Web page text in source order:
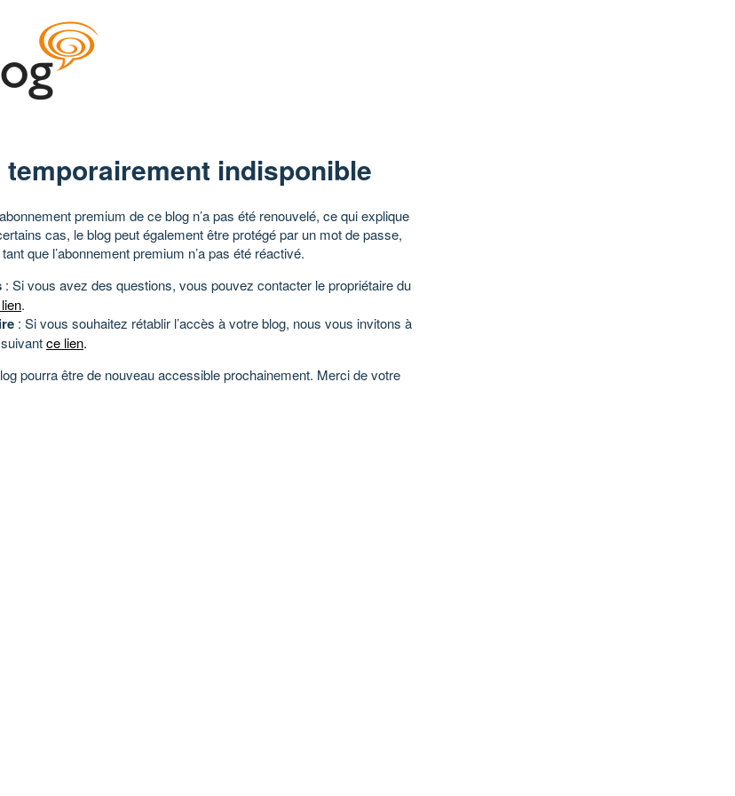
temporairement indisponible
premium de ce blog n’a pas été renouvelé, ce qui explique
cas, le blog peut également être protégé par un mot de passe,
que l’abonnement premium n’a pas été réactivé.
: Si vous avez des questions, vous pouvez contacter le propriétaire du
.
: Si vous souhaitez rétablir l’accès à votre blog, nous vous invitons à
ce lien.
pourra être de nouveau accessible prochainement. Merci de votre